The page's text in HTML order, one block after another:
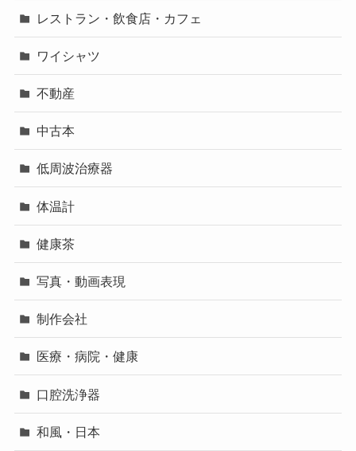
レストラン・飲食店・カフェ
ワイシャツ
不動産
中古本
低周波治療器
体温計
健康茶
写真・動画表現
制作会社
医療・病院・健康
口腔洗浄器
和風・日本